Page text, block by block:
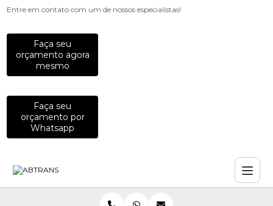
Entre em contato com um de nossos especialistas!
Faça seu
orçamento agora
mesmo
Faça seu
orçamento por
Whatsapp